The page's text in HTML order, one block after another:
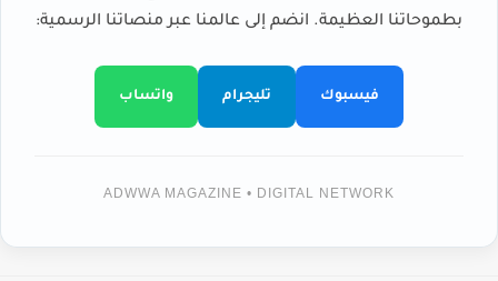
بطموحاتنا العظيمة. انضم إلى عالمنا عبر منصاتنا الرسمية:
فيسبوك تليجرام واتساب
ADWWA MAGAZINE • DIGITAL NETWORK